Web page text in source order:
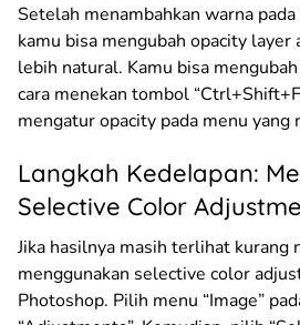
Setelah menambahkan warna
kamu bisa mengubah opacity
lebih natural. Kamu bisa
cara menekan tombol
mengatur opacity pada menu yang
Langkah Kedelapan:
Selective Color
Jika hasilnya masih terlihat kurang
menggunakan selective color
Photoshop. Pilih menu “Image”